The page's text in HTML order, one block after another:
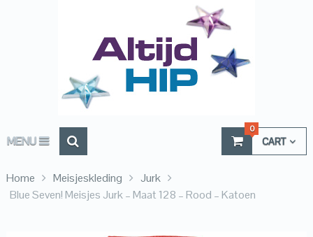
MENU CART
0
Home Meisjeskleding
Jurk
Blue Seven! Meisjes Jurk – Maat 128 – Rood – Katoen